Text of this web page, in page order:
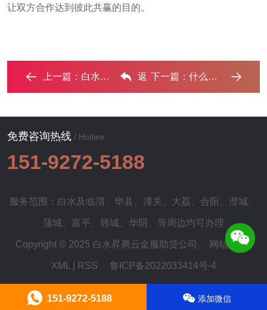
让双方合作达到彼此共赢的目的。
上一篇： 白水信用卡停息挂账的好处和危害有哪些？ ...‌ 返 下一篇：什么是垫资过桥,白水垫资过桥需要注意什么? ...‌
免费咨询热线 / Hotline
151-9272-5188
服务范围：白水及 临渭 华县 潼关 大荔 合阳 澄城
蒲城 富平 韩城 华阴 、等周边均可办理
Copyright © 2025 白水昇腾云金服助贷公司 网站地图|
XML RSS 鲁ICP备2022033414号-4
151-9272-5188 添加微信